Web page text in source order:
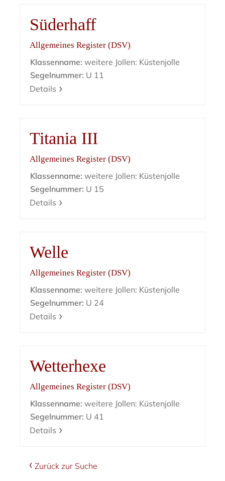
Süderhaff
Allgemeines Register (DSV)
Klassenname: weitere Jollen: Küstenjolle
Segelnummer: U 11
Details
Titania III
Allgemeines Register (DSV)
Klassenname: weitere Jollen: Küstenjolle
Segelnummer: U 15
Details
Welle
Allgemeines Register (DSV)
Klassenname: weitere Jollen: Küstenjolle
Segelnummer: U 24
Details
Wetterhexe
Allgemeines Register (DSV)
Klassenname: weitere Jollen: Küstenjolle
Segelnummer: U 41
Details
Zurück zur Suche